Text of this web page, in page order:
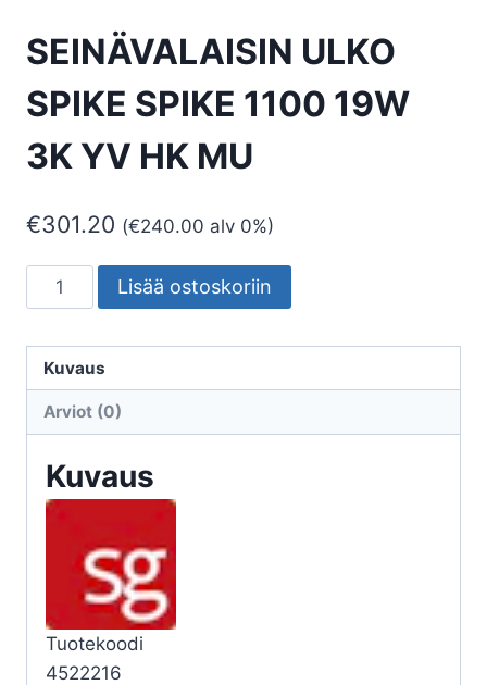
SEINÄVALAISIN ULKO
SPIKE SPIKE 1100 19W
3K YV HK MU
€301.20 (€240.00 alv 0%)
SEINÄVALAISIN
ULKO
SPIKE
1100
YV
HK
määrä
Lisää ostoskoriin
Kuvaus
Arviot (0)
Kuvaus
Tuotekoodi
4522216